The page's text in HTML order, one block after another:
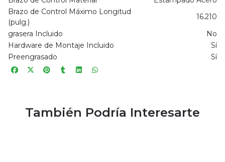
Brazo de Control Máximo Longitud
(pulg.)
16.210
grasera Incluido
No
Hardware de Montaje Incluido
Sí
Preengrasado
Sí
También Podría Interesarte